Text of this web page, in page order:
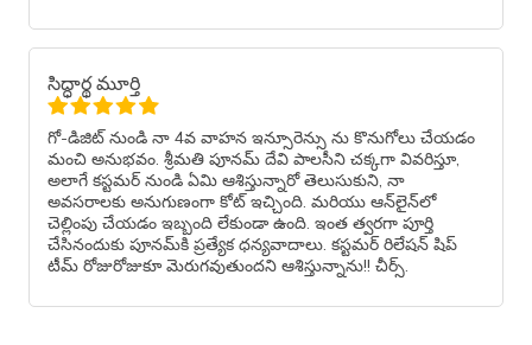
సిద్ధార్థ మూర్తి
గో-డిజిట్ నుండి నా 4వ వాహన ఇన్సూరెన్సు ను కొనుగోలు చేయడం
మంచి అనుభవం. శ్రీమతి పూనమ్ దేవి పాలసీని చక్కగా వివరిస్తూ,
అలాగే కస్టమర్ నుండి ఏమి ఆశిస్తున్నారో తెలుసుకుని, నా
అవసరాలకు అనుగుణంగా కోట్ ఇచ్చింది. మరియు ఆన్‌లైన్‌లో
చెల్లింపు చేయడం ఇబ్బంది లేకుండా ఉంది. ఇంత త్వరగా పూర్తి
చేసినందుకు పూనమ్‌కి ప్రత్యేక ధన్యవాదాలు. కస్టమర్ రిలేషన్ షిప్
టీమ్ రోజురోజుకూ మెరుగవుతుందని ఆశిస్తున్నాను!! చీర్స్.